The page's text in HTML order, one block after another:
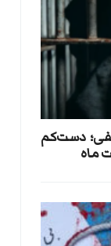
دست‌کم